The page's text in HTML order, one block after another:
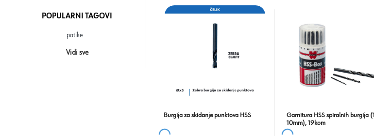
Burgija za skidanje punktova HSS
Garnitura HSS spiralnih burgija
10mm), 19kom
POPULARNI TAGOVI
patike
Vidi sve